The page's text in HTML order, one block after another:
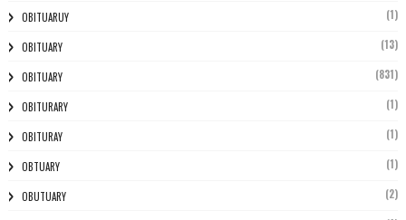
OBITUARUY (1)
OBITUARY (13)
OBITUARY (831)
OBITURARY (1)
OBITURAY (1)
OBTUARY (1)
OBUTUARY (2)